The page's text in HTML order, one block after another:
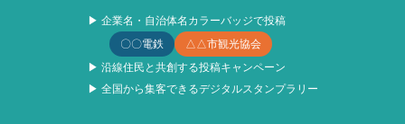
▶ 企業名・自治体名カラーバッジで投稿
〇〇電鉄
△△市観光協会
▶ 沿線住民と共創する投稿キャンペーン
▶ 全国から集客できるデジタルスタンプラリー